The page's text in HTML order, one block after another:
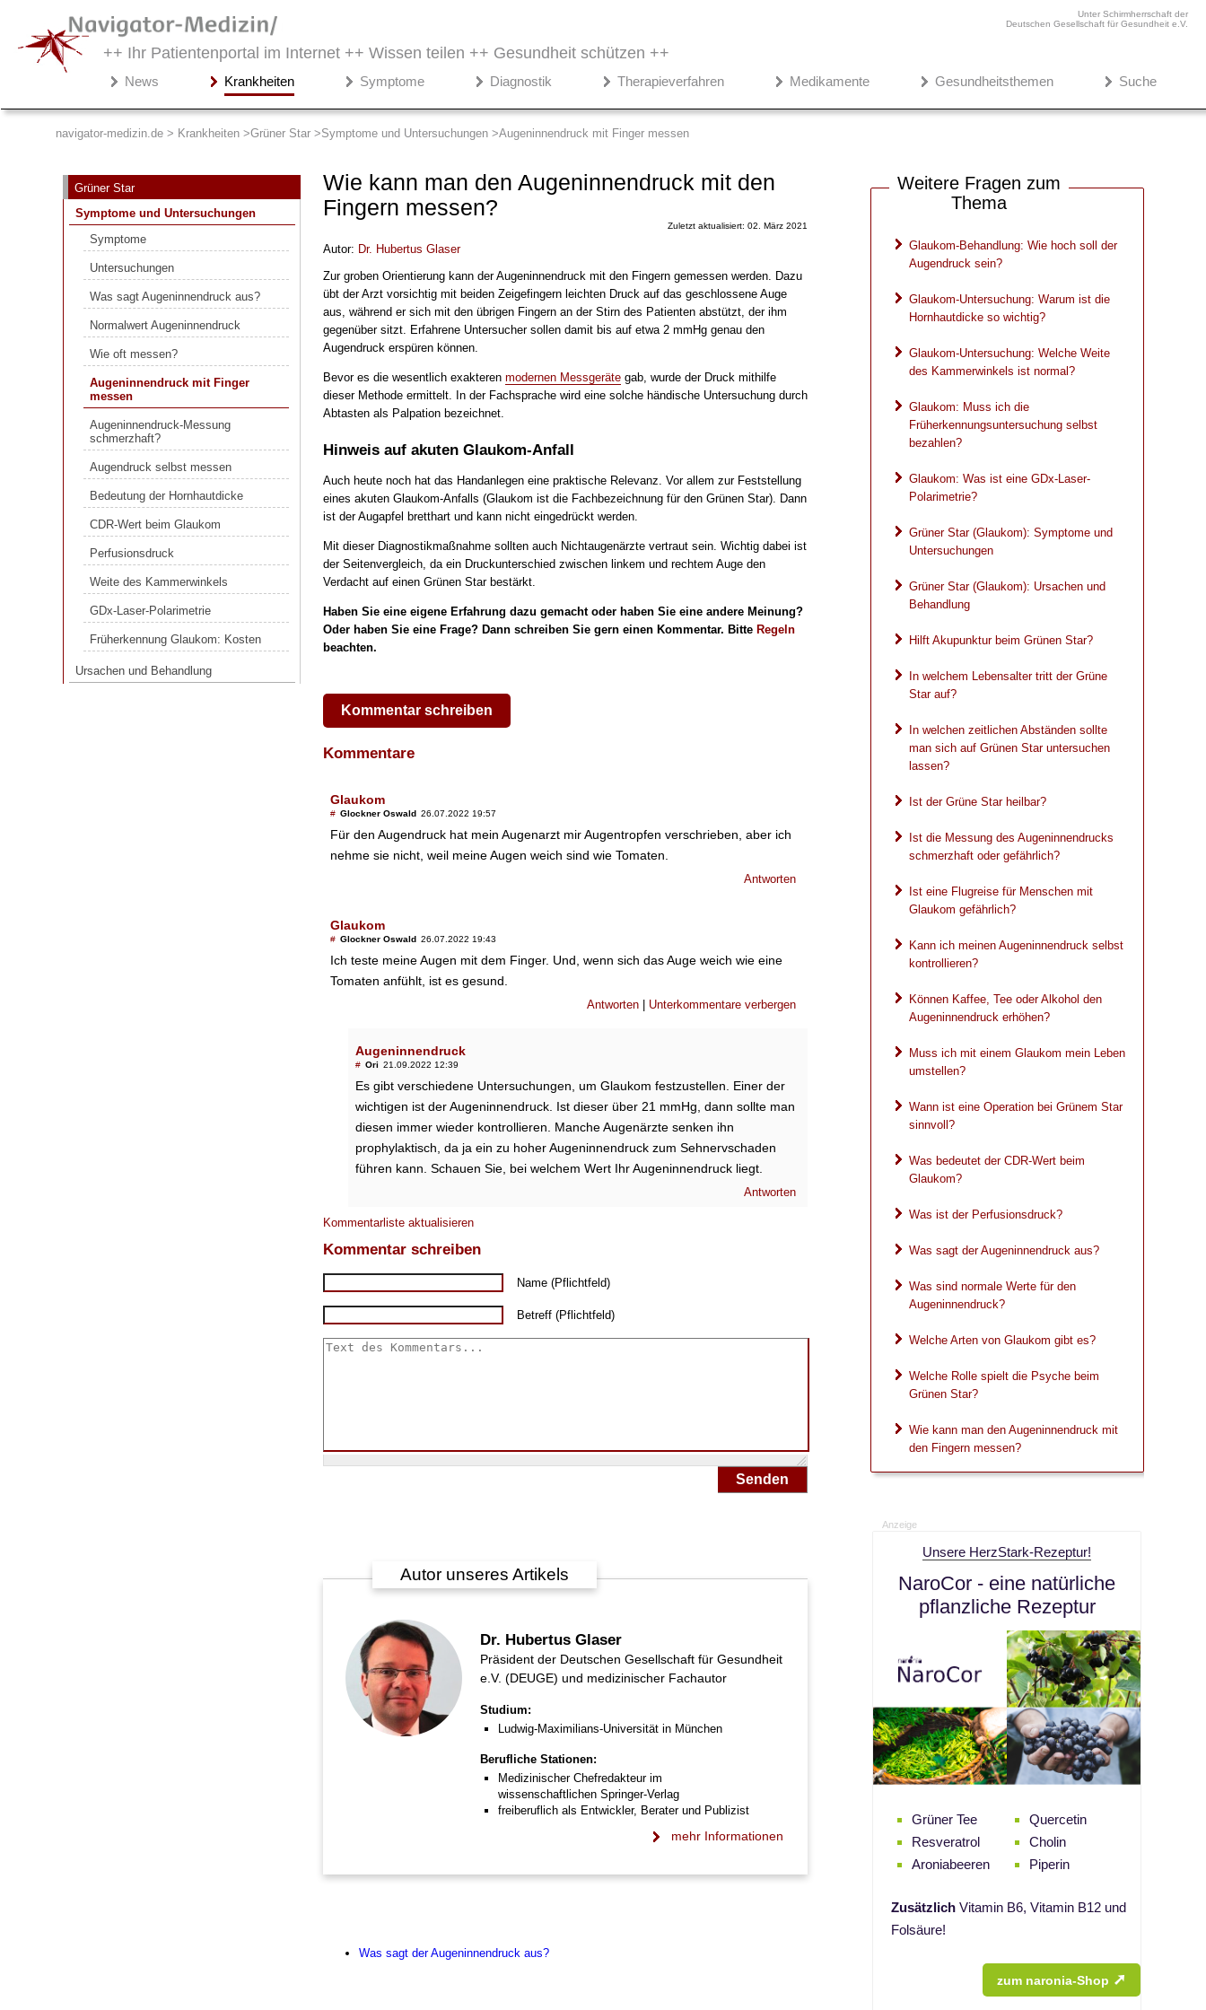
Unter Schirmherrschaft der
Deutschen Gesellschaft für Gesundheit e.V.
++ Ihr Patientenportal im Internet ++ Wissen teilen ++ Gesundheit schützen ++
News Krankheiten Symptome Diagnostik Therapieverfahren Medikamente Gesundheitsthemen Suche
navigator-medizin.de > Krankheiten Grüner Star Symptome und Untersuchungen Augeninnendruck mit Finger messen
Grüner Star
Symptome und Untersuchungen
Symptome
Untersuchungen
Was sagt Augeninnendruck aus?
Normalwert Augeninnendruck
Wie oft messen?
Augeninnendruck mit Finger
messen
Augeninnendruck-Messung
schmerzhaft?
Augendruck selbst messen
Bedeutung der Hornhautdicke
CDR-Wert beim Glaukom
Perfusionsdruck
Weite des Kammerwinkels
GDx-Laser-Polarimetrie
Früherkennung Glaukom: Kosten
Ursachen und Behandlung
Wie kann man den Augeninnendruck mit den
Fingern messen?
Zuletzt aktualisiert: 02. März 2021
Autor: Dr. Hubertus Glaser
Zur groben Orientierung kann der Augeninnendruck mit den Fingern gemessen werden. Dazu
übt der Arzt vorsichtig mit beiden Zeigefingern leichten Druck auf das geschlossene Auge
aus, während er sich mit den übrigen Fingern an der Stirn des Patienten abstützt, der ihm
gegenüber sitzt. Erfahrene Untersucher sollen damit bis auf etwa 2 mmHg genau den
Augendruck erspüren können.
Bevor es die wesentlich exakteren modernen Messgerätegab, wurde der Druck mithilfe
dieser Methode ermittelt. In der Fachsprache wird eine solche händische Untersuchung durch
Abtasten als Palpation bezeichnet.
Hinweis auf akuten Glaukom-Anfall
Auch heute noch hat das Handanlegen eine praktische Relevanz. Vor allem zur Feststellung
eines akuten Glaukom-Anfalls (Glaukom ist die Fachbezeichnung für den Grünen Star). Dann
ist der Augapfel bretthart und kann nicht eingedrückt werden.
Mit dieser Diagnostikmaßnahme sollten auch Nichtaugenärzte vertraut sein. Wichtig dabei ist
der Seitenvergleich, da ein Druckunterschied zwischen linkem und rechtem Auge den
Verdacht auf einen Grünen Star bestärkt.
Haben Sie eine eigene Erfahrung dazu gemacht oder haben Sie eine andere Meinung?
Oder haben Sie eine Frage? Dann schreiben Sie gern einen Kommentar. Bitte Regeln
beachten.
Kommentar schreiben
Kommentare
Glaukom
# Glockner Oswald 26.07.2022 19:57
Für den Augendruck hat mein Augenarzt mir Augentropfen verschrieben, aber ich
nehme sie nicht, weil meine Augen weich sind wie Tomaten.
Antworten
Glaukom
# Glockner Oswald 26.07.2022 19:43
Ich teste meine Augen mit dem Finger. Und, wenn sich das Auge weich wie eine
Tomaten anfühlt, ist es gesund.
Antworten Unterkommentare verbergen
Augeninnendruck
# Ori 21.09.2022 12:39
Es gibt verschiedene Untersuchungen, um Glaukom festzustellen. Einer der
wichtigen ist der Augeninnendruck. Ist dieser über 21 mmHg, dann sollte man
diesen immer wieder kontrollieren. Manche Augenärzte senken ihn
prophylaktisch, da ja ein zu hoher Augeninnendruck zum Sehnervschaden
führen kann. Schauen Sie, bei welchem Wert Ihr Augeninnendruck liegt.
Antworten
Kommentarliste aktualisieren
Kommentar schreiben
Name (Pflichtfeld)
Betreff (Pflichtfeld)
Senden
Autor unseres Artikels
Dr. Hubertus Glaser
Präsident der Deutschen Gesellschaft für Gesundheit
e.V. (DEUGE) und medizinischer Fachautor
Studium:
Ludwig-Maximilians-Universität in München
Berufliche Stationen:
Medizinischer Chefredakteur im
wissenschaftlichen Springer-Verlag
freiberuflich als Entwickler, Berater und Publizist
mehr Informationen
Was sagt der Augeninnendruck aus?
Navigator-
▾
Krankheiten
Grüner Star
Symptome und Untersuchungen
Symptome
Untersuchungen
Was sagt Augeninnendruck aus?
Normalwert Augeninnendruck
Wie oft messen?
Augeninnendruck mit Finger
Augeninnendruck-Messung
schmerzhaft?
Augendruck selbst messen
Bedeutung der Hornhautdicke
CDR-Wert beim Glaukom
Perfusionsdruck
Weite des Kammerwinkels
GDx-Laser-Polarimetrie
Früherkennung Glaukom: Kosten
Weitere Fragen zum
Thema
Glaukom-Behandlung: Wie hoch soll der
Augendruck sein?
Glaukom-Untersuchung: Warum ist die
Hornhautdicke so wichtig?
Glaukom-Untersuchung: Welche Weite
des Kammerwinkels ist normal?
Glaukom: Muss ich die
Früherkennungsuntersuchung selbst
bezahlen?
Glaukom: Was ist eine GDx-Laser-
Polarimetrie?
Grüner Star (Glaukom): Symptome und
Untersuchungen
Grüner Star (Glaukom): Ursachen und
Behandlung
Hilft Akupunktur beim Grünen Star?
In welchem Lebensalter tritt der Grüne
Star auf?
In welchen zeitlichen Abständen sollte
man sich auf Grünen Star untersuchen
lassen?
Ist der Grüne Star heilbar?
Ist die Messung des Augeninnendrucks
schmerzhaft oder gefährlich?
Ist eine Flugreise für Menschen mit
Glaukom gefährlich?
Kann ich meinen Augeninnendruck selbst
kontrollieren?
Können Kaffee, Tee oder Alkohol den
Augeninnendruck erhöhen?
Muss ich mit einem Glaukom mein Leben
umstellen?
Wann ist eine Operation bei Grünem Star
sinnvoll?
Was bedeutet der CDR-Wert beim
Glaukom?
Was ist der Perfusionsdruck?
Was sagt der Augeninnendruck aus?
Was sind normale Werte für den
Augeninnendruck?
Welche Arten von Glaukom gibt es?
Welche Rolle spielt die Psyche beim
Grünen Star?
Wie kann man den Augeninnendruck mit
den Fingern messen?
Anzeige
Unsere HerzStark-Rezeptur!
NaroCor - eine natürliche
pflanzliche Rezeptur
Grüner Tee
Resveratrol
Aroniabeeren
Quercetin
Cholin
Piperin
Zusätzlich Vitamin B6, Vitamin B12 und
Folsäure!
zum naronia-Shop ➚